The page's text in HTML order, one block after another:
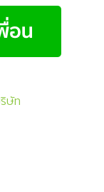
ษัท